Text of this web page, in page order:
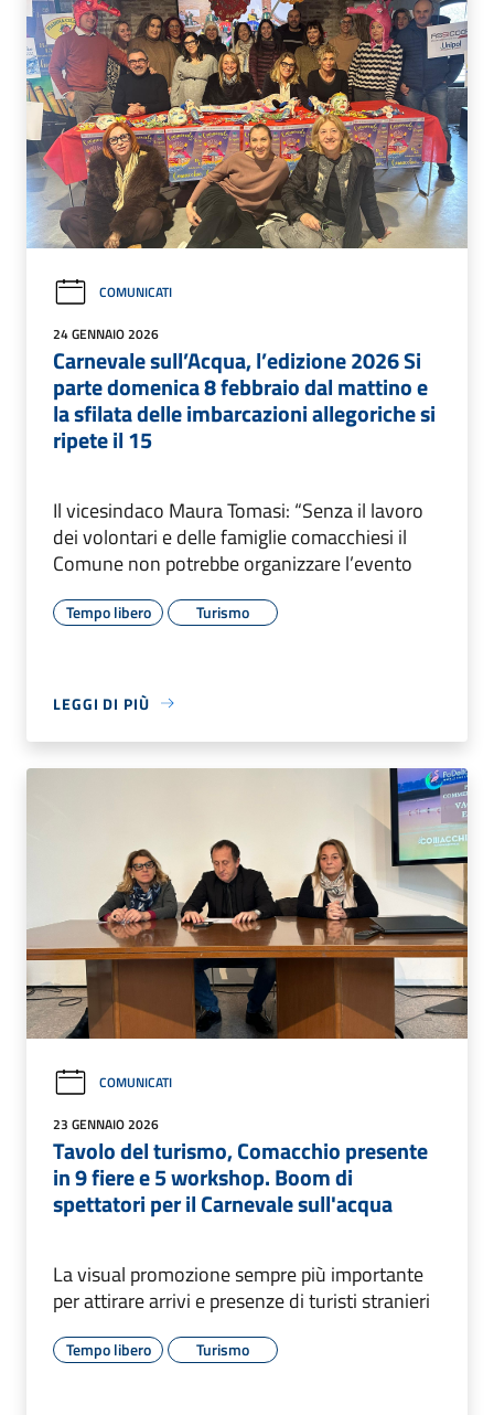
COMUNICATI
24 GENNAIO 2026
Carnevale sull’Acqua, l’edizione 2026 Si
parte domenica 8 febbraio dal mattino e
la sfilata delle imbarcazioni allegoriche si
ripete il 15
Il vicesindaco Maura Tomasi: “Senza il lavoro
dei volontari e delle famiglie comacchiesi il
Comune non potrebbe organizzare l’evento
Tempo libero Turismo
LEGGI DI PIÙ
COMUNICATI
23 GENNAIO 2026
Tavolo del turismo, Comacchio presente
in 9 fiere e 5 workshop. Boom di
spettatori per il Carnevale sull'acqua
La visual promozione sempre più importante
per attirare arrivi e presenze di turisti stranieri
Tempo libero Turismo